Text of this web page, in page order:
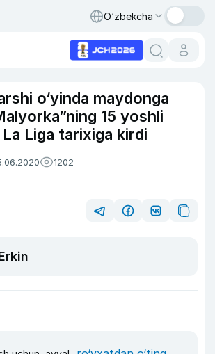
O‘zbekcha
o‘yinda maydonga
15 yoshli
Liga tarixiga kirdi
1202